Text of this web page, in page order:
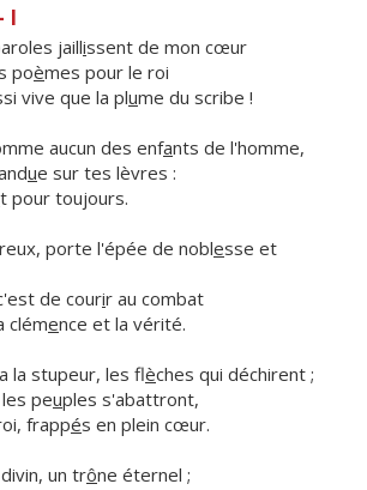
I
jaillissent de mon cœur
poèmes pour le roi
vive que la plume du scribe !
aucun des enfants de l'homme,
ue sur tes lèvres :
t pour toujours.
porte l'épée de noblesse et
de courir au combat
clémence et la vérité.
la stupeur, les flèches qui déchirent ;
peuples s'abattront,
frappés en plein cœur.
un trône éternel ;